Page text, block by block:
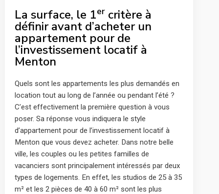
La surface, le 1er critère à
définir avant d’acheter un
appartement pour de
l’investissement locatif à
Menton
Quels sont les appartements les plus demandés en
location tout au long de l’année ou pendant l’été ?
C’est effectivement la première question à vous
poser. Sa réponse vous indiquera le style
d’appartement pour de l’investissement locatif à
Menton que vous devez acheter. Dans notre belle
ville, les couples ou les petites familles de
vacanciers sont principalement intéressés par deux
types de logements. En effet, les studios de 25 à 35
m² et les 2 pièces de 40 à 60 m² sont les plus